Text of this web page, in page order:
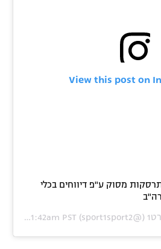
View this post on
מסוק ע"פ דיווחים בכלי
(@sport1sport2) on
Jan 26, 2020 at 11:42am PST